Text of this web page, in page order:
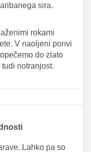
sira.
rokami
V naoljeni ponvi
do zlato
notranjost.
Lahko pa so